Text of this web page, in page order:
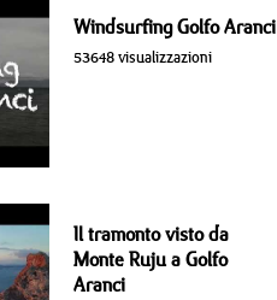
Windsurfing Golfo Aranci
53648 visualizzazioni
Il tramonto visto da
Monte Ruju a Golfo
Aranci